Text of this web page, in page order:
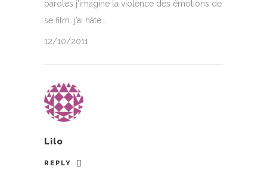
paroles j’imagine la violence des émotions de
se film…j’ai hâte…
12/10/2011
Lilo
REPLY